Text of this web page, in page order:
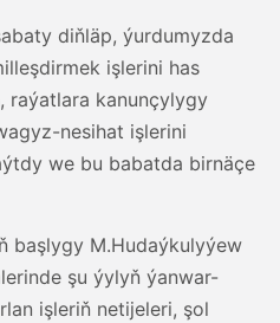
diňläp, ýurdumyzda
işlerini has
raýatlara kanunçylygy
nesihat işlerini
we bu babatda birnäçe
başlygy M.Hudaýkulyýew
şu ýylyň ýanwar-
işleriň netijeleri, şol